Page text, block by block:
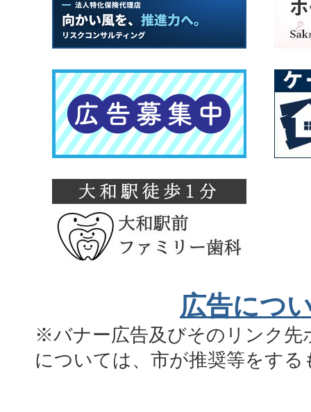
広告につ
※バナー広告及びそのリンク先
については、市が推奨等をす